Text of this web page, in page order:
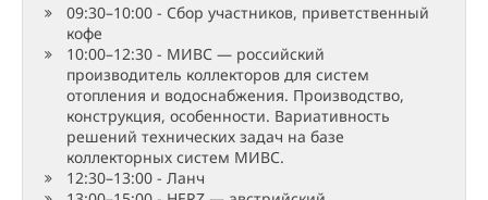
09:30–10:00 - Cбор участников, приветственный
кофе
10:00–12:30 - МИВС — российский
производитель коллекторов для систем
отопления и водоснабжения. Производство,
конструкция, особенности. Вариативность
решений технических задач на базе
коллекторных систем МИВС.
12:30–13:00 - Ланч